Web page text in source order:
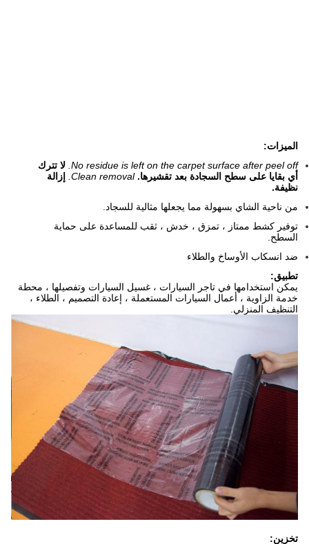
الميزات:
No residue is left on the carpet surface after peel off.
لا تترك
أي بقايا على سطح السجادة بعد تقشيرها. Clean removal.
إزالة
نظيفة.
من ناحية الشاي بسهولة مما يجعلها مثالية للسجاد.
توفير كشط ممتاز ، تمزق ، خدش ، ثقب للمساعدة على حماية
السطح.
ضد انسكاب الأوساخ والطلاء
تطبيق:
يمكن استخدامها في تاجر السيارات ، غسيل السيارات وتفصيلها ، محطة
خدمة الزاوية ، أعمال السيارات المستعملة ، إعادة التصميم ، الطلاء ،
التنظيف المنزلي.
تخزين: